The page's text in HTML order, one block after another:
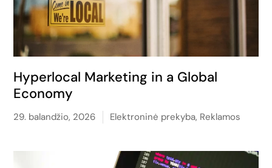
Hyperlocal Marketing in a Global
Economy
29. balandžio, 2026 Elektroninė prekyba, Reklamos